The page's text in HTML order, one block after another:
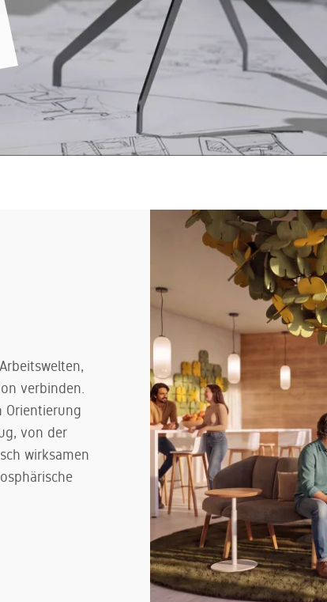
seKNd.life
Kreislaufwirtschaft weiter gedacht - ein zweites
Leben für gebrauchtes Büromobiliar
verbinden.
Orientierung
von der
wirksamen